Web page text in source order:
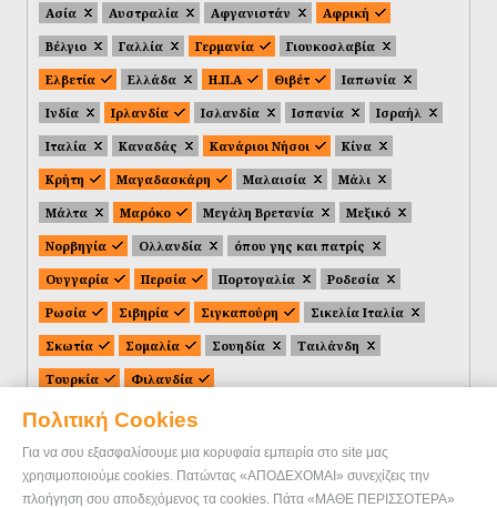
Πολιτική Cookies
Για να σου εξασφαλίσουμε μια κορυφαία εμπειρία στο site μας
χρησιμοποιούμε cookies. Πατώντας «ΑΠΟΔΕΧΟΜΑΙ» συνεχίζεις την
πλοήγηση σου αποδεχόμενος τα cookies. Πάτα «ΜΑΘΕ ΠΕΡΙΣΣΟΤΕΡΑ»
Ασία
Αυστραλία Αφγανιστάν
Αφρική
Βέλγιο
Γαλλία Γερμανία
Γιουκοσλαβία
Ελβετία
Ελλάδα Η.Π.Α Θιβέτ
Ιαπωνία
Ινδία
Ιρλανδία Ισλανδία Ισπανία
Ισραήλ
Ιταλία
Καναδάς Κανάριοι Νήσοι
Κίνα
Κρήτη
Μαγαδασκάρη Μαλαισία
Μάλι
Μάλτα
Μαρόκο Μεγάλη Βρετανία
Μεξικό
Νορβηγία
Ολλανδία
όπου γης και πατρίς
Ουγγαρία
Περσία Πορτογαλία
Ροδεσία
Ρωσία
Σιβηρία Σιγκαπούρη
Σικελία Ιταλία
Σκωτία
Σομαλία Σουηδία
Ταιλάνδη
Τουρκία
Φιλανδία